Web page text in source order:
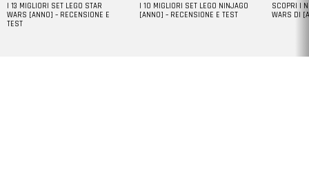
I 13 MIGLIORI SET LEGO STAR
WARS [ANNO] – RECENSIONE E
TEST
I 10 MIGLIORI SET LEGO NINJAGO
[ANNO] – RECENSIONE E TEST
SCOPRI I
WARS DI